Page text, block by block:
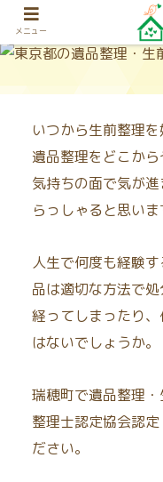
いつから生前整理を
遺品整理をどこから
気持ちの面で気が
らっしゃると思いま
人生で何度も経験
品は適切な方法で
経ってしまったり
はないでしょうか。
瑞穂町で遺品整理
整理士認定協会認
ださい。
メニュー